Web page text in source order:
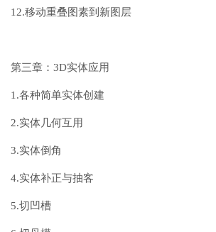
12.移动重叠图素到新图层
第三章：3D实体应用
1.各种简单实体创建
2.实体几何互用
3.实体倒角
4.实体补正与抽客
5.切凹槽